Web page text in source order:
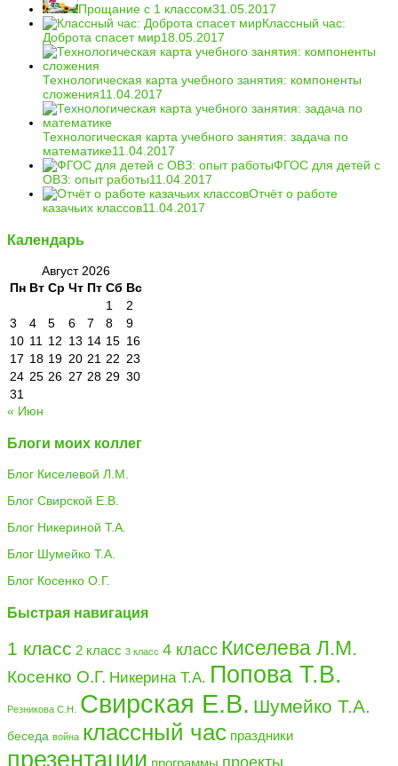
Прощание с 1 классом31.05.2017
Классный час:
Доброта спасет мир18.05.2017
Технологическая карта учебного занятия: компоненты
сложения11.04.2017
Технологическая карта учебного занятия: задача по
математике11.04.2017
ФГОС для детей с
ОВЗ: опыт работы11.04.2017
Отчёт о работе
казачьих классов11.04.2017
Календарь
Август 2026
Пн Вт Ср Чт Пт Сб Вс
1
2
3
4 5 6 7 8
9
10 11 12 13 14 15 16
17 18 19 20 21 22 23
24 25 26 27 28 29 30
31
« Июн
Блоги моих коллег
Блог Киселевой Л.М.
Блог Свирской Е.В.
Блог Никериной Т.А.
Блог Шумейко Т.А.
Блог Косенко О.Г.
Быстрая навигация
1 класс 2 класс 3 класс 4 класс Киселева Л.М.
Косенко О.Г. Никерина Т.А. Попова Т.В.
Резникова С.Н. Свирская Е.В. Шумейко Т.А.
беседа война классный час праздники
презентации программы проекты